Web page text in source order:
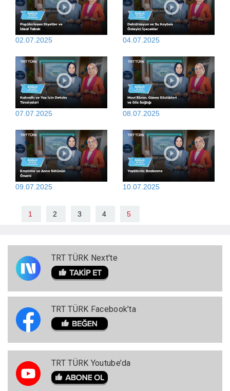
02.07.2025 04.07.2025
07.07.2025 08.07.2025
09.07.2025 10.07.2025
1 2 3 4 5
TRT TÜRK Next'te
TRT TÜRK Facebook’ta
TRT TÜRK Youtube’da